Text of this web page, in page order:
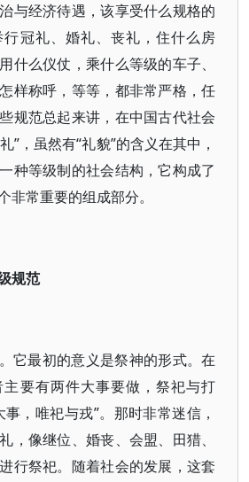
与经济待遇，该享受什么规格的
冠礼、婚礼、丧礼，住什么房
什么仪仗，乘什么等级的车子、
样称呼，等等，都非常严格，任
规范总起来讲，在中国古代社会
”，虽然有“礼貌”的含义在其中，
种等级制的社会结构，它构成了
非常重要的组成部分。
规范
它最初的意义是祭神的形式。在
要有两件大事要做，祭祀与打
，唯祀与戎”。那时非常迷信，
，像继位、婚丧、会盟、田猎、
行祭祀。随着社会的发展，这套